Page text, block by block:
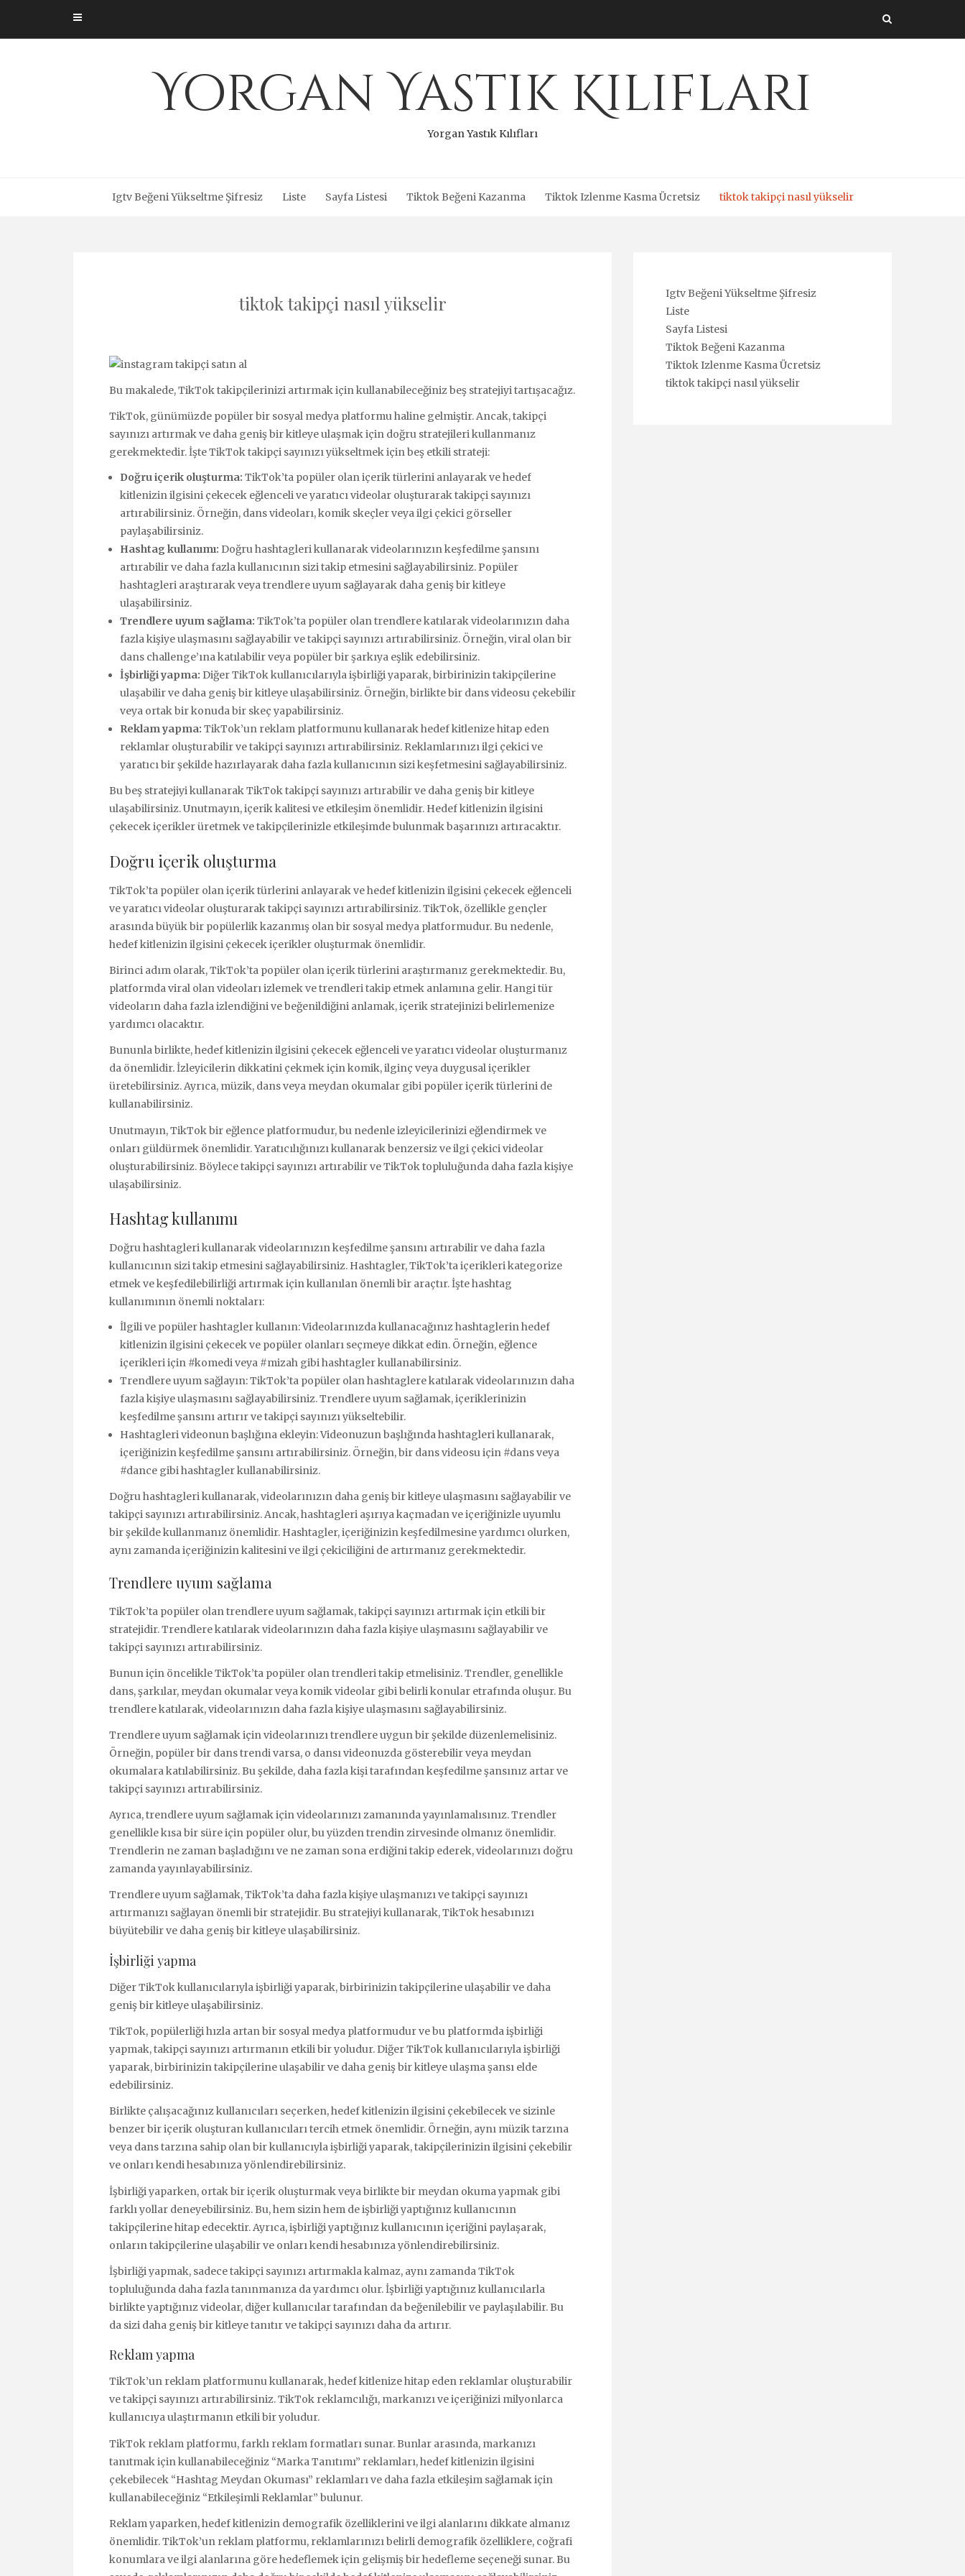
content
Yorgan Yastık Kılıfları
Yorgan Yastık Kılıfları
Igtv Beğeni Yükseltme Şifresiz Liste Sayfa Listesi Tiktok Beğeni Kazanma Tiktok Izlenme Kasma Ücretsiz tiktok takipçi nasıl yükselir
tiktok takipçi nasıl yükselir
Bu makalede, TikTok takipçilerinizi artırmak için kullanabileceğiniz beş stratejiyi tartışacağız.
TikTok, günümüzde popüler bir sosyal medya platformu haline gelmiştir. Ancak, takipçi
sayınızı artırmak ve daha geniş bir kitleye ulaşmak için doğru stratejileri kullanmanız
gerekmektedir. İşte TikTok takipçi sayınızı yükseltmek için beş etkili strateji:
Doğru içerik oluşturma: TikTok’ta popüler olan içerik türlerini anlayarak ve hedef
kitlenizin ilgisini çekecek eğlenceli ve yaratıcı videolar oluşturarak takipçi sayınızı
artırabilirsiniz. Örneğin, dans videoları, komik skeçler veya ilgi çekici görseller
paylaşabilirsiniz.
Hashtag kullanımı: Doğru hashtagleri kullanarak videolarınızın keşfedilme şansını
artırabilir ve daha fazla kullanıcının sizi takip etmesini sağlayabilirsiniz. Popüler
hashtagleri araştırarak veya trendlere uyum sağlayarak daha geniş bir kitleye
ulaşabilirsiniz.
Trendlere uyum sağlama: TikTok’ta popüler olan trendlere katılarak videolarınızın daha
fazla kişiye ulaşmasını sağlayabilir ve takipçi sayınızı artırabilirsiniz. Örneğin, viral olan bir
dans challenge’ına katılabilir veya popüler bir şarkıya eşlik edebilirsiniz.
İşbirliği yapma: Diğer TikTok kullanıcılarıyla işbirliği yaparak, birbirinizin takipçilerine
ulaşabilir ve daha geniş bir kitleye ulaşabilirsiniz. Örneğin, birlikte bir dans videosu çekebilir
veya ortak bir konuda bir skeç yapabilirsiniz.
Reklam yapma: TikTok’un reklam platformunu kullanarak hedef kitlenize hitap eden
reklamlar oluşturabilir ve takipçi sayınızı artırabilirsiniz. Reklamlarınızı ilgi çekici ve
yaratıcı bir şekilde hazırlayarak daha fazla kullanıcının sizi keşfetmesini sağlayabilirsiniz.
Bu beş stratejiyi kullanarak TikTok takipçi sayınızı artırabilir ve daha geniş bir kitleye
ulaşabilirsiniz. Unutmayın, içerik kalitesi ve etkileşim önemlidir. Hedef kitlenizin ilgisini
çekecek içerikler üretmek ve takipçilerinizle etkileşimde bulunmak başarınızı artıracaktır.
Doğru içerik oluşturma
TikTok’ta popüler olan içerik türlerini anlayarak ve hedef kitlenizin ilgisini çekecek eğlenceli
ve yaratıcı videolar oluşturarak takipçi sayınızı artırabilirsiniz. TikTok, özellikle gençler
arasında büyük bir popülerlik kazanmış olan bir sosyal medya platformudur. Bu nedenle,
hedef kitlenizin ilgisini çekecek içerikler oluşturmak önemlidir.
Birinci adım olarak, TikTok’ta popüler olan içerik türlerini araştırmanız gerekmektedir. Bu,
platformda viral olan videoları izlemek ve trendleri takip etmek anlamına gelir. Hangi tür
videoların daha fazla izlendiğini ve beğenildiğini anlamak, içerik stratejinizi belirlemenize
yardımcı olacaktır.
Bununla birlikte, hedef kitlenizin ilgisini çekecek eğlenceli ve yaratıcı videolar oluşturmanız
da önemlidir. İzleyicilerin dikkatini çekmek için komik, ilginç veya duygusal içerikler
üretebilirsiniz. Ayrıca, müzik, dans veya meydan okumalar gibi popüler içerik türlerini de
kullanabilirsiniz.
Unutmayın, TikTok bir eğlence platformudur, bu nedenle izleyicilerinizi eğlendirmek ve
onları güldürmek önemlidir. Yaratıcılığınızı kullanarak benzersiz ve ilgi çekici videolar
oluşturabilirsiniz. Böylece takipçi sayınızı artırabilir ve TikTok topluluğunda daha fazla kişiye
ulaşabilirsiniz.
Hashtag kullanımı
Doğru hashtagleri kullanarak videolarınızın keşfedilme şansını artırabilir ve daha fazla
kullanıcının sizi takip etmesini sağlayabilirsiniz. Hashtagler, TikTok’ta içerikleri kategorize
etmek ve keşfedilebilirliği artırmak için kullanılan önemli bir araçtır. İşte hashtag
kullanımının önemli noktaları:
İlgili ve popüler hashtagler kullanın: Videolarınızda kullanacağınız hashtaglerin hedef
kitlenizin ilgisini çekecek ve popüler olanları seçmeye dikkat edin. Örneğin, eğlence
içerikleri için #komedi veya #mizah gibi hashtagler kullanabilirsiniz.
Trendlere uyum sağlayın: TikTok’ta popüler olan hashtaglere katılarak videolarınızın daha
fazla kişiye ulaşmasını sağlayabilirsiniz. Trendlere uyum sağlamak, içeriklerinizin
keşfedilme şansını artırır ve takipçi sayınızı yükseltebilir.
Hashtagleri videonun başlığına ekleyin: Videonuzun başlığında hashtagleri kullanarak,
içeriğinizin keşfedilme şansını artırabilirsiniz. Örneğin, bir dans videosu için #dans veya
#dance gibi hashtagler kullanabilirsiniz.
Doğru hashtagleri kullanarak, videolarınızın daha geniş bir kitleye ulaşmasını sağlayabilir ve
takipçi sayınızı artırabilirsiniz. Ancak, hashtagleri aşırıya kaçmadan ve içeriğinizle uyumlu
bir şekilde kullanmanız önemlidir. Hashtagler, içeriğinizin keşfedilmesine yardımcı olurken,
aynı zamanda içeriğinizin kalitesini ve ilgi çekiciliğini de artırmanız gerekmektedir.
Trendlere uyum sağlama
TikTok’ta popüler olan trendlere uyum sağlamak, takipçi sayınızı artırmak için etkili bir
stratejidir. Trendlere katılarak videolarınızın daha fazla kişiye ulaşmasını sağlayabilir ve
takipçi sayınızı artırabilirsiniz.
Bunun için öncelikle TikTok’ta popüler olan trendleri takip etmelisiniz. Trendler, genellikle
dans, şarkılar, meydan okumalar veya komik videolar gibi belirli konular etrafında oluşur. Bu
trendlere katılarak, videolarınızın daha fazla kişiye ulaşmasını sağlayabilirsiniz.
Trendlere uyum sağlamak için videolarınızı trendlere uygun bir şekilde düzenlemelisiniz.
Örneğin, popüler bir dans trendi varsa, o dansı videonuzda gösterebilir veya meydan
okumalara katılabilirsiniz. Bu şekilde, daha fazla kişi tarafından keşfedilme şansınız artar ve
takipçi sayınızı artırabilirsiniz.
Ayrıca, trendlere uyum sağlamak için videolarınızı zamanında yayınlamalısınız. Trendler
genellikle kısa bir süre için popüler olur, bu yüzden trendin zirvesinde olmanız önemlidir.
Trendlerin ne zaman başladığını ve ne zaman sona erdiğini takip ederek, videolarınızı doğru
zamanda yayınlayabilirsiniz.
Trendlere uyum sağlamak, TikTok’ta daha fazla kişiye ulaşmanızı ve takipçi sayınızı
artırmanızı sağlayan önemli bir stratejidir. Bu stratejiyi kullanarak, TikTok hesabınızı
büyütebilir ve daha geniş bir kitleye ulaşabilirsiniz.
İşbirliği yapma
Diğer TikTok kullanıcılarıyla işbirliği yaparak, birbirinizin takipçilerine ulaşabilir ve daha
geniş bir kitleye ulaşabilirsiniz.
TikTok, popülerliği hızla artan bir sosyal medya platformudur ve bu platformda işbirliği
yapmak, takipçi sayınızı artırmanın etkili bir yoludur. Diğer TikTok kullanıcılarıyla işbirliği
yaparak, birbirinizin takipçilerine ulaşabilir ve daha geniş bir kitleye ulaşma şansı elde
edebilirsiniz.
Birlikte çalışacağınız kullanıcıları seçerken, hedef kitlenizin ilgisini çekebilecek ve sizinle
benzer bir içerik oluşturan kullanıcıları tercih etmek önemlidir. Örneğin, aynı müzik tarzına
veya dans tarzına sahip olan bir kullanıcıyla işbirliği yaparak, takipçilerinizin ilgisini çekebilir
ve onları kendi hesabınıza yönlendirebilirsiniz.
İşbirliği yaparken, ortak bir içerik oluşturmak veya birlikte bir meydan okuma yapmak gibi
farklı yollar deneyebilirsiniz. Bu, hem sizin hem de işbirliği yaptığınız kullanıcının
takipçilerine hitap edecektir. Ayrıca, işbirliği yaptığınız kullanıcının içeriğini paylaşarak,
onların takipçilerine ulaşabilir ve onları kendi hesabınıza yönlendirebilirsiniz.
İşbirliği yapmak, sadece takipçi sayınızı artırmakla kalmaz, aynı zamanda TikTok
topluluğunda daha fazla tanınmanıza da yardımcı olur. İşbirliği yaptığınız kullanıcılarla
birlikte yaptığınız videolar, diğer kullanıcılar tarafından da beğenilebilir ve paylaşılabilir. Bu
da sizi daha geniş bir kitleye tanıtır ve takipçi sayınızı daha da artırır.
Reklam yapma
TikTok’un reklam platformunu kullanarak, hedef kitlenize hitap eden reklamlar oluşturabilir
ve takipçi sayınızı artırabilirsiniz. TikTok reklamcılığı, markanızı ve içeriğinizi milyonlarca
kullanıcıya ulaştırmanın etkili bir yoludur.
TikTok reklam platformu, farklı reklam formatları sunar. Bunlar arasında, markanızı
tanıtmak için kullanabileceğiniz “Marka Tanıtımı” reklamları, hedef kitlenizin ilgisini
çekebilecek “Hashtag Meydan Okuması” reklamları ve daha fazla etkileşim sağlamak için
kullanabileceğiniz “Etkileşimli Reklamlar” bulunur.
Reklam yaparken, hedef kitlenizin demografik özelliklerini ve ilgi alanlarını dikkate almanız
önemlidir. TikTok’un reklam platformu, reklamlarınızı belirli demografik özelliklere, coğrafi
konumlara ve ilgi alanlarına göre hedeflemek için gelişmiş bir hedefleme seçeneği sunar. Bu
Igtv Beğeni Yükseltme Şifresiz
Liste
Sayfa Listesi
Tiktok Beğeni Kazanma
Tiktok Izlenme Kasma Ücretsiz
tiktok takipçi nasıl yükselir